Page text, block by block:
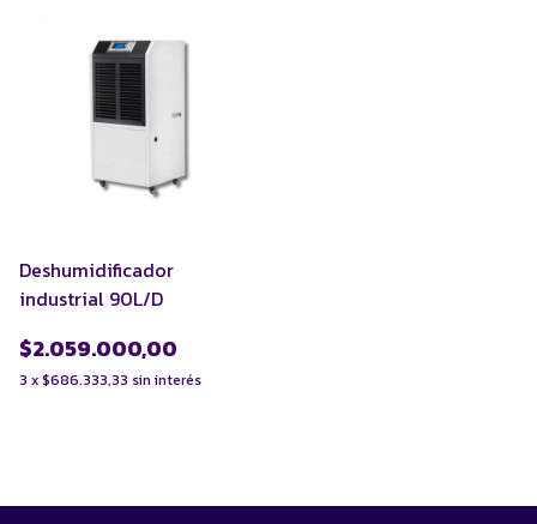
Deshumidificador
industrial 90L/D
$2.059.000,00
3 x$686.333,33 sin interés